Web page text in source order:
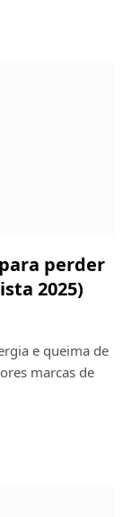
perder
2025)
e queima de
marcas de